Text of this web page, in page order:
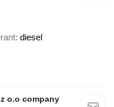
diesel
o.o company